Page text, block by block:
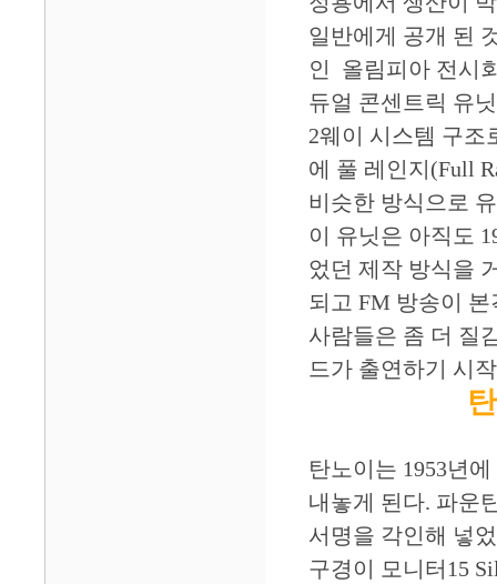
일반에게 공개 된
인 올림피아 전시
듀얼 콘센트릭 유
2웨이 시스템 구조
에 풀 레인지(Full
비슷한 방식으로
이 유닛은 아직도
었던 제작 방식을
되고 FM 방송이
사람들은 좀 더 질
드가 출연하기 시
탄노이는 1953년
내놓게 된다. 파운
서명을 각인해 넣
구경이 모니터15